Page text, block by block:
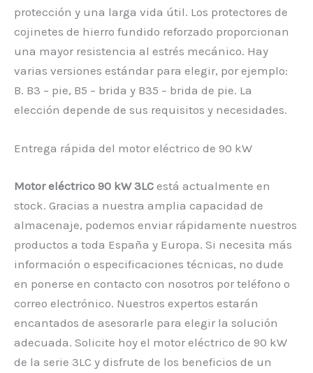
protección y una larga vida útil. Los protectores de
cojinetes de hierro fundido reforzado proporcionan
una mayor resistencia al estrés mecánico. Hay
varias versiones estándar para elegir, por ejemplo:
B. B3 – pie, B5 – brida y B35 – brida de pie. La
elección depende de sus requisitos y necesidades.
Entrega rápida del motor eléctrico de 90 kW
Motor eléctrico 90 kW 3LC está actualmente en
stock. Gracias a nuestra amplia capacidad de
almacenaje, podemos enviar rápidamente nuestros
productos a toda España y Europa. Si necesita más
información o especificaciones técnicas, no dude
en ponerse en contacto con nosotros por teléfono o
correo electrónico. Nuestros expertos estarán
encantados de asesorarle para elegir la solución
adecuada. Solicite hoy el motor eléctrico de 90 kW
de la serie 3LC y disfrute de los beneficios de un